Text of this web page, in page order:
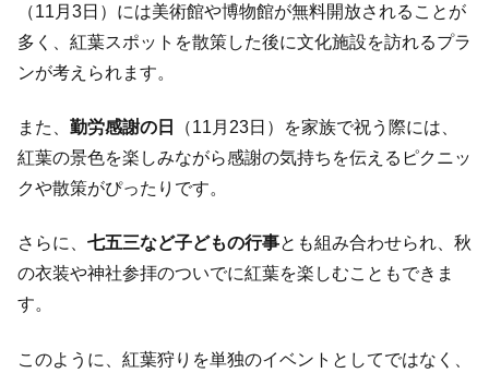
（11月3日）には美術館や博物館が無料開放されることが
多く、紅葉スポットを散策した後に文化施設を訪れるプラ
ンが考えられます。
また、 勤労感謝の日
（11月23日）を家族で祝う際には、
紅葉の景色を楽しみながら感謝の気持ちを伝えるピクニッ
クや散策がぴったりです。
さらに、 七五三など子どもの行事とも組み合わせられ、秋
の衣装や神社参拝のついでに紅葉を楽しむこともできま
す。
このように、紅葉狩りを単独のイベントとしてではなく、